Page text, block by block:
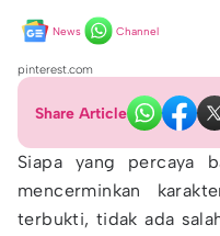
News Channel
pinterest.com
Share Article
Siapa yang percaya
mencerminkan
terbukti, tidak ada